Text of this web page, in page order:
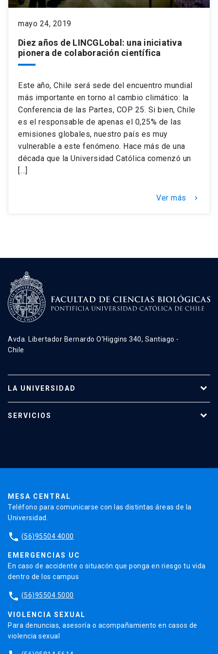
Académicos
Consejo de Facultad
Secretaría Académica
Documentos FCB
Dirección Investigación
Grupos de Investigación
Institutos y Centros
FCB en el Territorio
Redes Internacionales
Estudiantes
Pregrado
Postgrado
Centro de Estudiantes
Publicaciones
Contacto
mayo 24, 2019
Diez años de LINCGLobal: una iniciativa
pionera de colaboración científica
Este año, Chile será sede del encuentro mundial
más importante en torno al cambio climático: la
Conferencia de las Partes, COP 25. Si bien, Chile
es el responsable de apenas el 0,25% de las
emisiones globales, nuestro país es muy
vulnerable a este fenómeno. Hace más de una
década que la Universidad Católica comenzó un
[…]
Ver más keyboard_arrow_right
Avda. Libertador Bernardo O’Higgins 340, Santiago -
Chile
LA UNIVERSIDAD
SERVICIOS
MESA CENTRAL
Teléfono para comunicarse con las distintas áreas de la
Universidad.
phone (56)95504 4000
EMERGENCIAS UC
En caso de accidente o situacón que ponga en riesgo tu vida
dentro de los campus
phone (56)95504 5000
VIOLENCIA SEXUAL
Para denuncias, asesoría o acompañamiento en casos de
violencia sexual